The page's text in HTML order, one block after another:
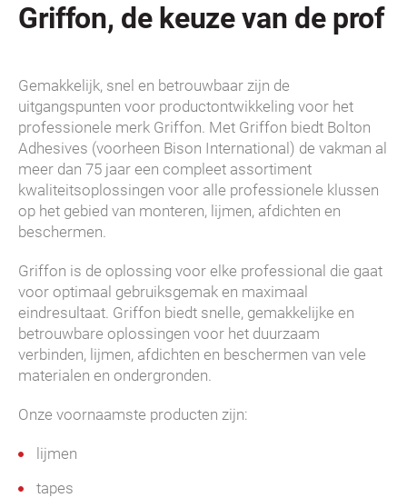
Griffon, de keuze van de prof
Gemakkelijk, snel en betrouwbaar zijn de
uitgangspunten voor productontwikkeling voor het
professionele merk Griffon. Met Griffon biedt Bolton
Adhesives (voorheen Bison International) de vakman al
meer dan 75 jaar een compleet assortiment
kwaliteitsoplossingen voor alle professionele klussen
op het gebied van monteren, lijmen, afdichten en
beschermen.
Griffon is de oplossing voor elke professional die gaat
voor optimaal gebruiksgemak en maximaal
eindresultaat. Griffon biedt snelle, gemakkelijke en
betrouwbare oplossingen voor het duurzaam
verbinden, lijmen, afdichten en beschermen van vele
materialen en ondergronden.
Onze voornaamste producten zijn:
lijmen
tapes